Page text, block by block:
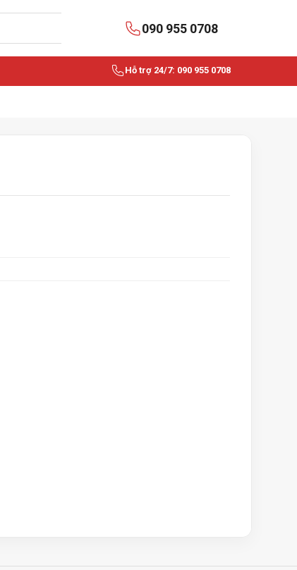
090 955 0708
Hỗ trợ 24/7: 090 955 0708